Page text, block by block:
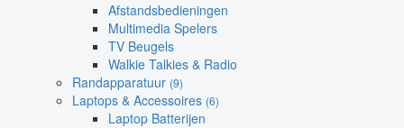
Afstandsbedieningen
Multimedia Spelers
TV Beugels
Walkie Talkies & Radio
Randapparatuur (9)
Laptops & Accessoires (6)
Laptop Batterijen